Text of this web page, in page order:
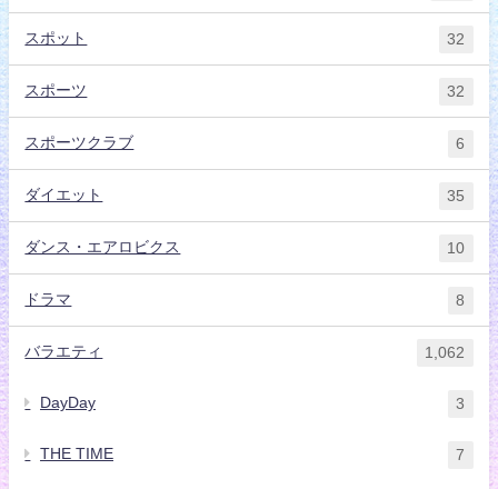
スポット 32
スポーツ 32
スポーツクラブ 6
ダイエット 35
ダンス・エアロビクス 10
ドラマ 8
バラエティ 1,062
DayDay 3
THE TIME 7